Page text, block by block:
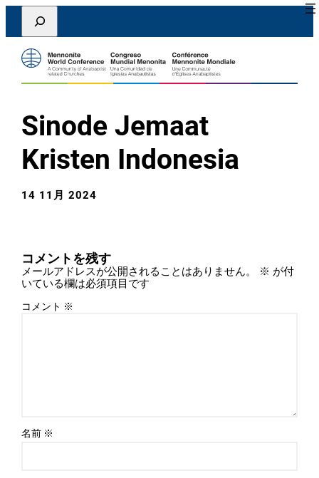
Search
Sinode Jemaat
Kristen Indonesia
14 11月 2024
コメントを残す
メールアドレスが公開されることはありません。 ※ が付
いている欄は必須項目です
コメント ※
名前 ※